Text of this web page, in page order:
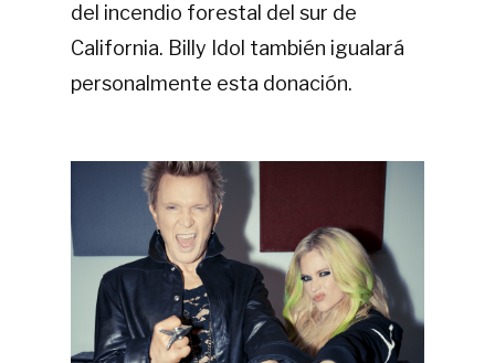
del incendio forestal del sur de
California. Billy Idol también igualará
personalmente esta donación.